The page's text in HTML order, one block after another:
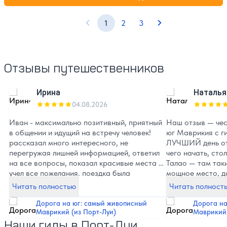
Предыдущая страница
1 2 3 Следующая
Отзывы путешественников
Ирина
04.08.2026
Иван - максимально позитивный, приятный
в общении и идущий на встречу человек!
рассказал много интересного, не
перегружая лишней информацией, ответил
на все вопросы, показал красивые места и
учел все пожелания. поездка была
максимально комфортной и приятной!
Читать полностью
Дорога на юг: самый живописный
Маврикий (из Порт-Луи)
Наталья
‎Наш отзыв —
юг Маврикия с
ЛУЧШИЙ день
чего начать,
Талао — там
мощное место,
дух захватывает. ‎Водопад Шамарель
Земля семи
природы, земля бывает фиолетовой и
Читать
Дорога